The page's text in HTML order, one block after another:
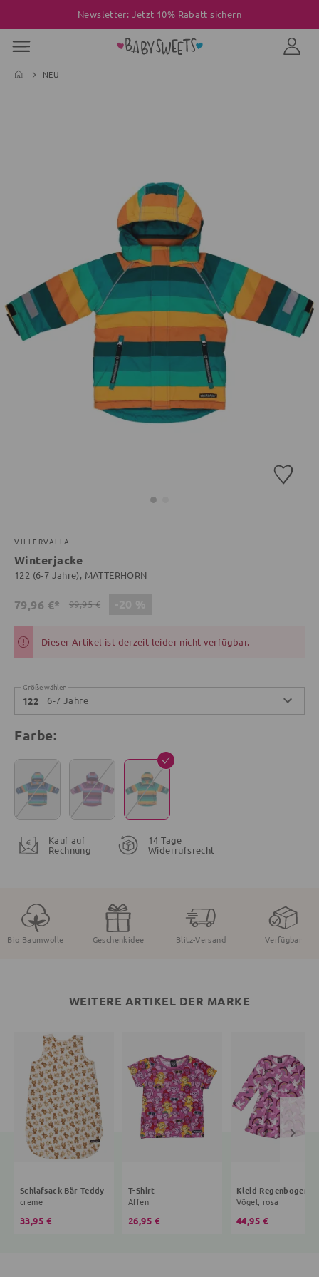
Newsletter: Jetzt 10% Rabatt sichern
NEU
VILLERVALLA
Winterjacke
122 (6-7 Jahre), MATTERHORN
79,96 €* 99,95 €
Dieser Artikel ist derzeit leider nicht verfügbar.
Größe wählen
122 6-7 Jahre
Farbe:
Kauf auf
Rechnung
14 Tage
Widerrufsrecht
Bio Baumwolle Geschenkidee Blitz-Versand Verfügbar
WEITERE ARTIKEL DER MARKE
Schlafsack Bär Teddy
creme
33,95 €
T-Shirt
Affen
26,95 €
Vögel, rosa
44,95 €